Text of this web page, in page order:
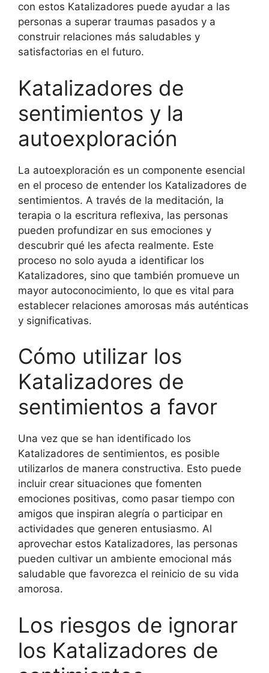
con estos Katalizadores puede ayudar a las
personas a superar traumas pasados y a
construir relaciones más saludables y
satisfactorias en el futuro.
Katalizadores de
sentimientos y la
autoexploración
La autoexploración es un componente esencial
en el proceso de entender los Katalizadores de
sentimientos. A través de la meditación, la
terapia o la escritura reflexiva, las personas
pueden profundizar en sus emociones y
descubrir qué les afecta realmente. Este
proceso no solo ayuda a identificar los
Katalizadores, sino que también promueve un
mayor autoconocimiento, lo que es vital para
establecer relaciones amorosas más auténticas
y significativas.
Cómo utilizar los
Katalizadores de
sentimientos a favor
Una vez que se han identificado los
Katalizadores de sentimientos, es posible
utilizarlos de manera constructiva. Esto puede
incluir crear situaciones que fomenten
emociones positivas, como pasar tiempo con
amigos que inspiran alegría o participar en
actividades que generen entusiasmo. Al
aprovechar estos Katalizadores, las personas
pueden cultivar un ambiente emocional más
saludable que favorezca el reinicio de su vida
amorosa.
Los riesgos de ignorar
los Katalizadores de